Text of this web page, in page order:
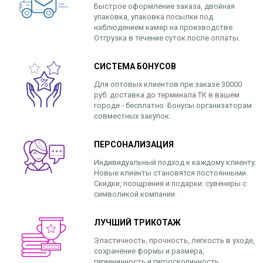
Быстрое оформление заказа, двойная
упаковка, упаковка посылки под
наблюдением камер на производстве.
Отгрузка в течение суток после оплаты.
СИСТЕМА БОНУСОВ
Для оптовых клиентов при заказе 30000
руб. доставка до терминала ТК в вашем
городе - бесплатно. Бонусы организаторам
совместных закупок.
ПЕРСОНАЛИЗАЦИЯ
Индивидуальный подход к каждому клиенту.
Новые клиенты становятся постоянными.
Скидки, поощрения и подарки: сувениры с
символикой компании.
ЛУЧШИЙ ТРИКОТАЖ
Эластичность, прочность, легкость в уходе,
сохранение формы и размера,